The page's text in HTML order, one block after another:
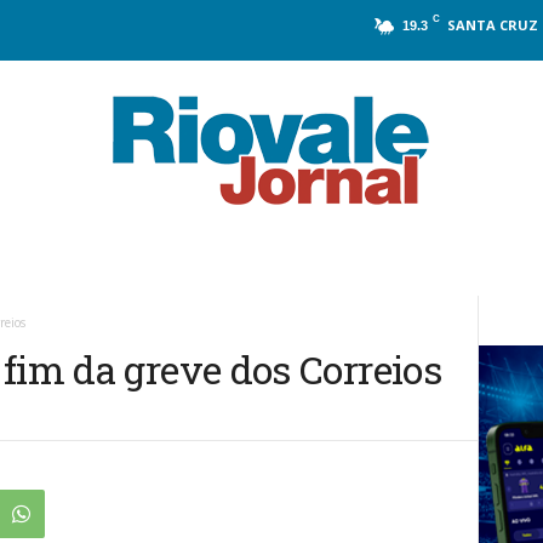
19.3 C SANTA CRUZ
da greve dos Correios